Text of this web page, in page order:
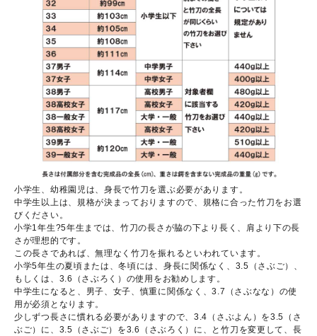
小学生、幼稚園児は、身長で竹刀を選ぶ必要があります。
中学生以上は、規格が決まっておりますので、規格に合った竹刀をお選
びください。
小学1年生?5年生までは、竹刀の長さが脇の下より長く、肩より下の長
さが理想的です。
この長さであれば、無理なく竹刀を振れるといわれています。
小学5年生の夏頃または、冬頃には、身長に関係なく、3.5（さぶご）、
もしくは、3.6（さぶろく）の使用をお勧めします。
中学生になると、男子、女子、慎重に関係なく、3.7（さぶなな）の使
用が必須となります。
少しずつ長さに慣れる必要がありますので、3.4（さぶよん）を3.5（さ
ぶご）に、3.5（さぶご）を3.6（さぶろく）に、と竹刀を変更して、長